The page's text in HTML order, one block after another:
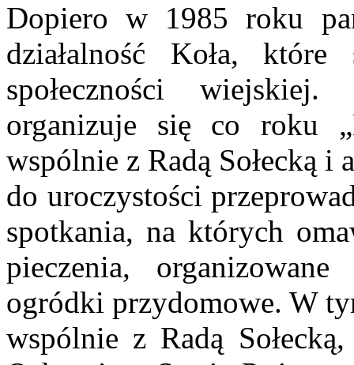
Dopiero w 1985 roku
działalność Koła,
społeczności
organizuje się co roku
wspólnie z Radą Sołecką
do uroczystości
spotkania, na których
pieczenia,
ogródki przydomowe. W
wspólnie z Radą